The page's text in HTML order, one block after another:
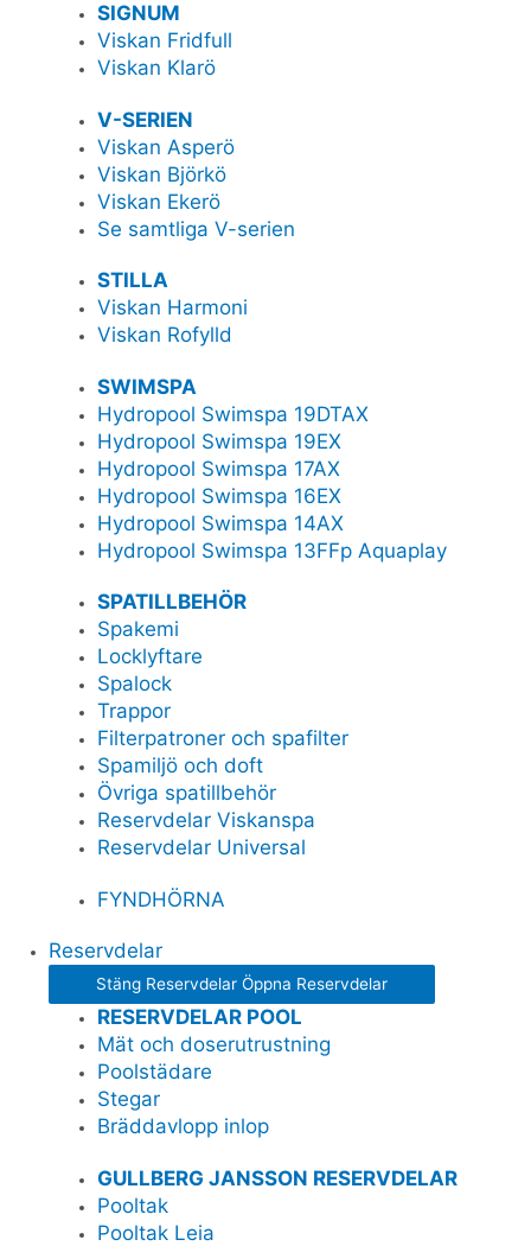
SIGNUM
Viskan Fridfull
Viskan Klarö
V-SERIEN
Viskan Asperö
Viskan Björkö
Viskan Ekerö
Se samtliga V-serien
STILLA
Viskan Harmoni
Viskan Rofylld
SWIMSPA
Hydropool Swimspa 19DTAX
Hydropool Swimspa 19EX
Hydropool Swimspa 17AX
Hydropool Swimspa 16EX
Hydropool Swimspa 14AX
Hydropool Swimspa 13FFp Aquaplay
SPATILLBEHÖR
Spakemi
Locklyftare
Spalock
Trappor
Filterpatroner och spafilter
Spamiljö och doft
Övriga spatillbehör
Reservdelar Viskanspa
Reservdelar Universal
FYNDHÖRNA
Reservdelar
Stäng Reservdelar Öppna Reservdelar
RESERVDELAR POOL
Mät och doserutrustning
Poolstädare
Stegar
Bräddavlopp inlop
GULLBERG JANSSON RESERVDELAR
Pooltak
Pooltak Leia